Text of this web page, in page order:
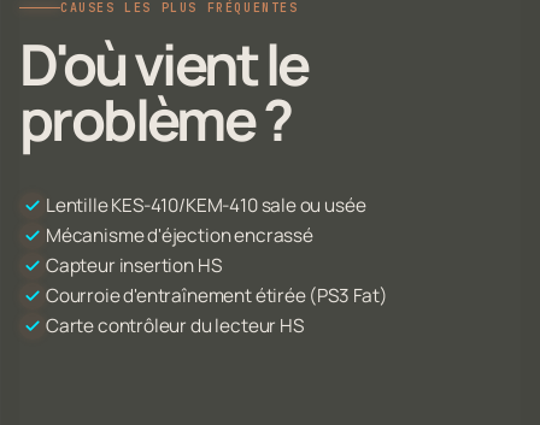
CAUSES LES PLUS FRÉQUENTES
D'où vient le
problème ?
Lentille KES-410/KEM-410 sale ou usée
Mécanisme d'éjection encrassé
Capteur insertion HS
Courroie d'entraînement étirée (PS3 Fat)
Carte contrôleur du lecteur HS